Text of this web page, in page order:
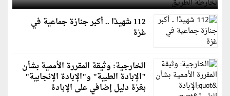
112 شهيدًا .. أكبر جنازة جماعية في
غزة
الخارجية: وثيقة المقررة الأممية بشأن
"الإبادة الطبية" و"الإبادة الإنجابية"
بغزة دليل إضافي على الإبادة